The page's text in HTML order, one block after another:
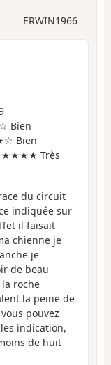
ERWIN1966
Bien
Bien
Très
du circuit
indiquée sur
il faisait
chienne je
je
de beau
roche
la peine de
pouvez
indication,
de huit